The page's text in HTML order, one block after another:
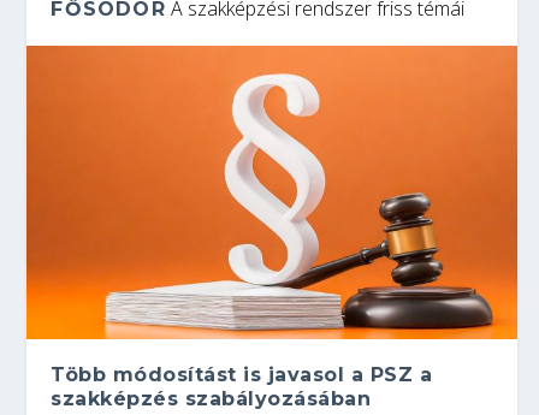
FŐSODOR A szakképzési rendszer friss témái
Több módosítást is javasol a PSZ a
szakképzés szabályozásában